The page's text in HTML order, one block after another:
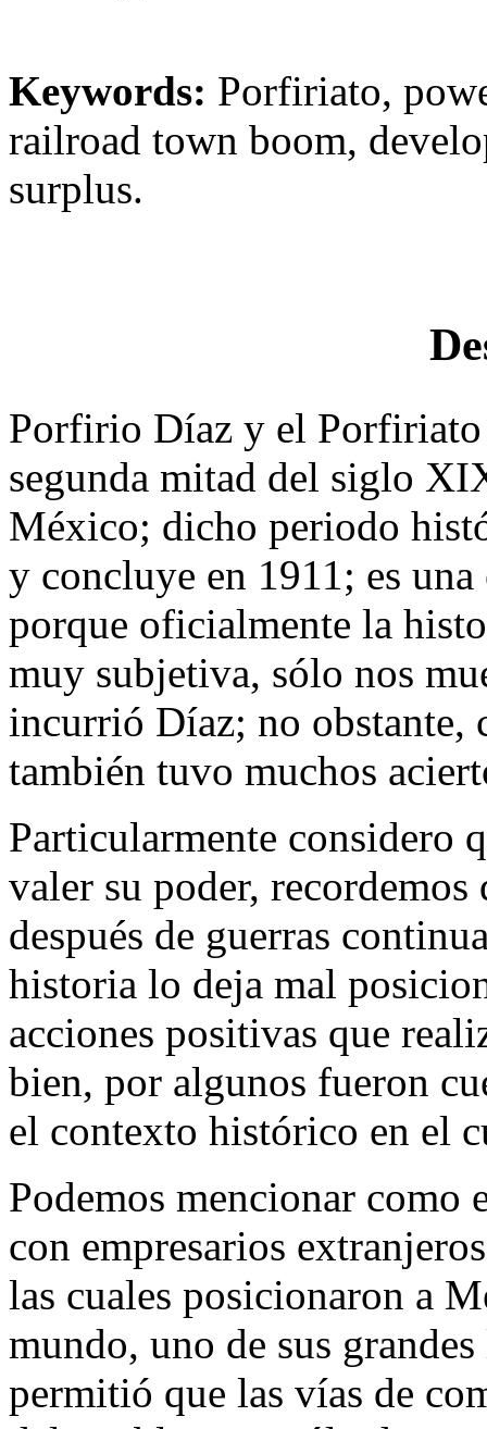
Keywords: Porfiriato,
railroad town boom,
surplus.
Porfirio Díaz y el
segunda mitad del siglo
México; dicho periodo
y concluye en 1911; es
porque oficialmente la
muy subjetiva, sólo nos
incurrió Díaz; no obstante,
también tuvo muchos
Particularmente considero
valer su poder,
después de guerras
historia lo deja mal
acciones positivas que
bien, por algunos fueron
el contexto histórico en el
Podemos mencionar como
con empresarios
las cuales posicionaron a
mundo, uno de sus
permitió que las vías de